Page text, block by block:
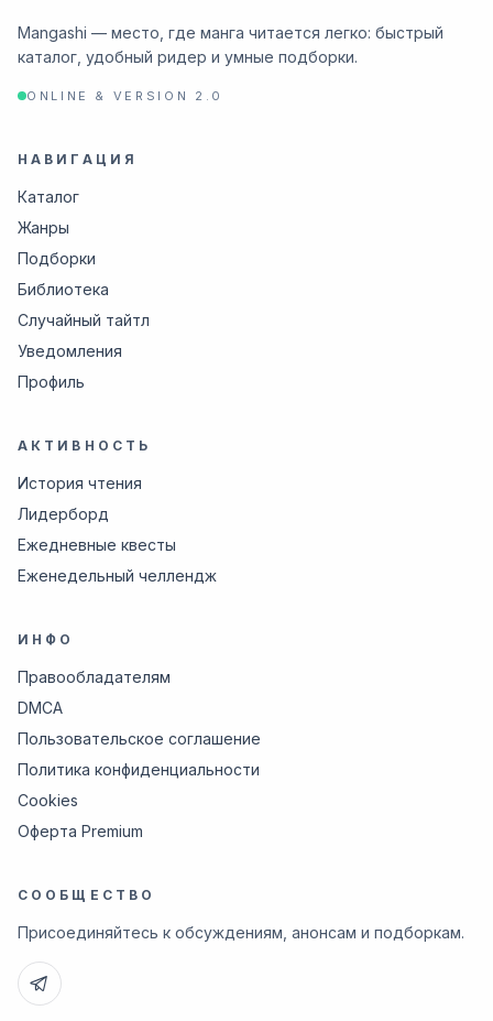
Mangashi — место, где манга читается легко: быстрый
каталог, удобный ридер и умные подборки.
ONLINE & VERSION 2.0
НАВИГАЦИЯ
Каталог
Жанры
Подборки
Библиотека
Случайный тайтл
Уведомления
Профиль
АКТИВНОСТЬ
История чтения
Лидерборд
Ежедневные квесты
Еженедельный челлендж
ИНФО
Правообладателям
DMCA
Пользовательское соглашение
Политика конфиденциальности
Cookies
Оферта Premium
СООБЩЕСТВО
Присоединяйтесь к обсуждениям, анонсам и подборкам.